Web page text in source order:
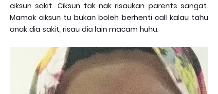
ciksun sakit. Ciksun tak nak risaukan parents sangat.
Mamak ciksun tu bukan boleh berhenti call kalau tahu
anak dia sakit, risau dia lain macam huhu.